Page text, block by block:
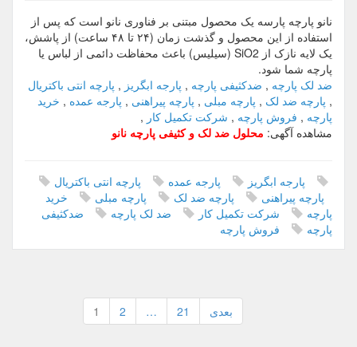
نانو پارچه پارسه یک محصول مبتنی بر فناوری نانو است که پس از
استفاده از این محصول و گذشت زمان (۲۴ تا ۴۸ ساعت) از پاشش،
یک لایه نازک از SiO2 (سیلیس) باعث محفاظت دائمی از لباس یا
پارچه شما شود.
ضد لک پارچه , ضدکثیفی پارچه , پارجه ابگریز , پارچه انتی باکتریال
, پارچه ضد لک , پارچه مبلی , پارچه پیراهنی , پارجه عمده , خرید
پارچه , فروش پارچه , شرکت تکمیل کار ,
مشاهده آگهی: محلول ضد لک و کثیفی پارچه نانو
پارجه ابگریز پارجه عمده
پارچه انتی باکتریال
پارچه پیراهنی
پارچه ضد لک پارچه مبلی
خرید
پارچه
شرکت تکمیل کار ضد لک پارچه
ضدکثیفی
پارچه
فروش پارچه
راهبری
نوشته‌ها
1 2 … 21 بعدی